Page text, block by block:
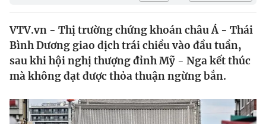
Tin tức
Thế giới đó đây
Câu chuyện quốc tế
Kinh tế
Tài chính
Góc doanh nghiệp
Dữ liệu và đời sống
Truyền hình
VTV.vn - Thị trường chứng khoán châu Á - Thái
Bình Dương giao dịch trái chiều vào đầu tuần,
sau khi hội nghị thượng đỉnh Mỹ - Nga kết thúc
mà không đạt được thỏa thuận ngừng bắn.